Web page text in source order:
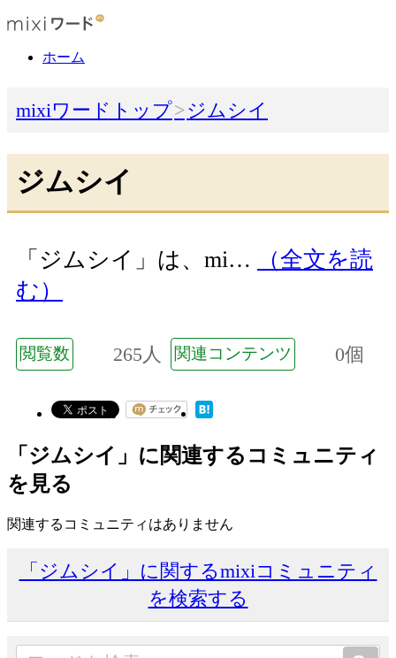
ホーム
mixiワードトップ ジムシイ
ジムシイ
「ジムシイ」は、mi…
（全文を読
む）
閲覧数 265人 関連コンテンツ 0個
「ジムシイ」に関連するコミュニティ
を見る
関連するコミュニティはありません
「ジムシイ」に関するmixiコミュニティ
を検索する